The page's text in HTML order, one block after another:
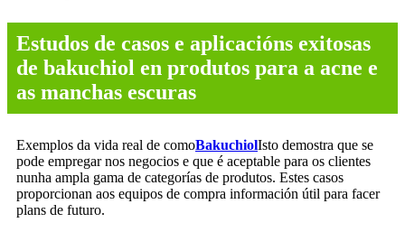
Estudos de casos e aplicacións exitosas
de bakuchiol en produtos para a acne e
as manchas escuras
Exemplos da vida real de comoBakuchiolIsto demostra que se
pode empregar nos negocios e que é aceptable para os clientes
nunha ampla gama de categorías de produtos. Estes casos
proporcionan aos equipos de compra información útil para facer
plans de futuro.